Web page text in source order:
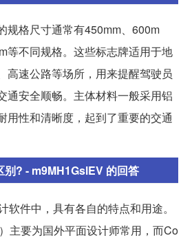
规格尺寸通常有450mm、600m
等不同规格。这些标志牌适用于地
高速公路等场所，用来提醒驾驶员
通安全顺畅。主体材料一般采用铝
用性和清晰度，起到了重要的交通
? - m9MH1GslEV 的回答
软件中，具有各自的特点和用途。
主要为国外平面设计师常用，而Co